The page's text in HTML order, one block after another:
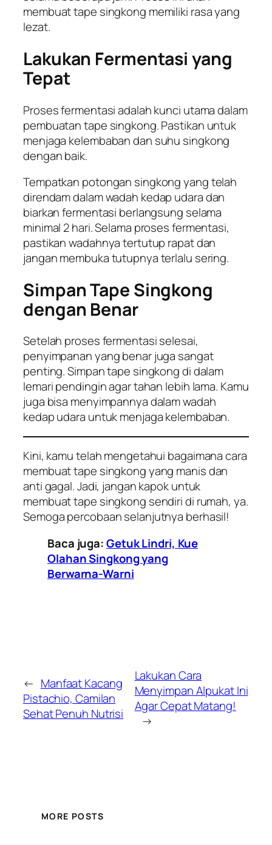
membuat tape singkong memiliki rasa yang
lezat.
Lakukan Fermentasi yang
Tepat
Proses fermentasi adalah kunci utama dalam
pembuatan tape singkong. Pastikan untuk
menjaga kelembaban dan suhu singkong
dengan baik.
Tempatkan potongan singkong yang telah
direndam dalam wadah kedap udara dan
biarkan fermentasi berlangsung selama
minimal 2 hari. Selama proses fermentasi,
pastikan wadahnya tertutup rapat dan
jangan membuka tutupnya terlalu sering.
Simpan Tape Singkong
dengan Benar
Setelah proses fermentasi selesai,
penyimpanan yang benar juga sangat
penting. Simpan tape singkong di dalam
lemari pendingin agar tahan lebih lama. Kamu
juga bisa menyimpannya dalam wadah
kedap udara untuk menjaga kelembaban.
Kini, kamu telah mengetahui bagaimana cara
membuat tape singkong yang manis dan
anti gagal. Jadi, jangan kapok untuk
membuat tape singkong sendiri di rumah, ya.
Semoga percobaan selanjutnya berhasil!
Baca juga:Getuk Lindri, Kue
Olahan Singkong yang
Berwarna-Warni
← Manfaat Kacang
Pistachio, Camilan
Sehat Penuh Nutrisi
Lakukan Cara
Menyimpan Alpukat Ini
Agar Cepat Matang!
→
MORE POSTS